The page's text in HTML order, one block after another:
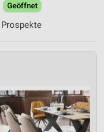
Geöffnet
Prospekte